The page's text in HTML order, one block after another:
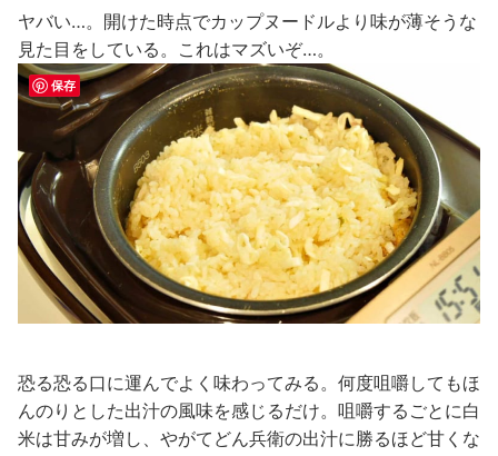
ヤバい…。開けた時点でカップヌードルより味が薄そうな
見た目をしている。これはマズいぞ…。
恐る恐る口に運んでよく味わってみる。何度咀嚼してもほ
んのりとした出汁の風味を感じるだけ。咀嚼するごとに白
米は甘みが増し、やがてどん兵衛の出汁に勝るほど甘くな
保存